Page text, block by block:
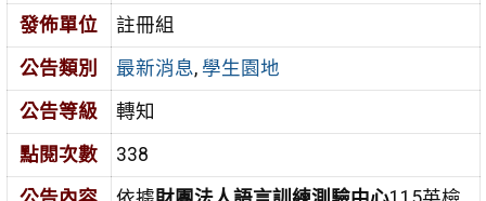
發佈單位
註冊組
公告類別
最新消息, 學生園地
公告等級
轉知
點閱次數
338